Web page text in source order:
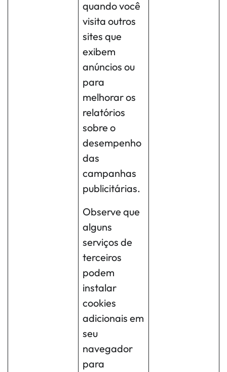
quando você
visita outros
sites que
exibem
anúncios ou
para
melhorar os
relatórios
sobre o
desempenho
das
campanhas
publicitárias.
Observe que
alguns
serviços de
terceiros
podem
instalar
cookies
adicionais em
seu
navegador
para